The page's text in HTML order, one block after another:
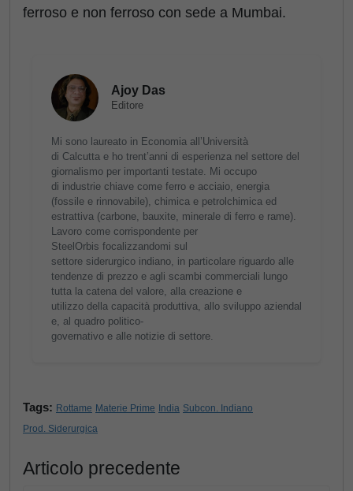
ferroso e non ferroso con sede a Mumbai.
Ajoy Das
Editore
Mi sono laureato in Economia all’Università
di Calcutta e ho trent’anni di esperienza nel settore del
giornalismo per importanti testate. Mi occupo
di industrie chiave come ferro e acciaio, energia
(fossile e rinnovabile), chimica e petrolchimica ed
estrattiva (carbone, bauxite, minerale di ferro e rame).
Lavoro come corrispondente per
SteelOrbis focalizzandomi sul
settore siderurgico indiano, in particolare riguardo alle
tendenze di prezzo e agli scambi commerciali lungo
tutta la catena del valore, alla creazione e
utilizzo della capacità produttiva, allo sviluppo aziendal
e, al quadro politico-
governativo e alle notizie di settore.
Tags: Rottame Materie Prime India Subcon. Indiano
Prod. Siderurgica
Articolo precedente